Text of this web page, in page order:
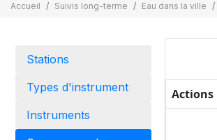
Accueil Suivis long-terme Eau dans la ville
Stations
Types d'instrument
Instruments
Actions